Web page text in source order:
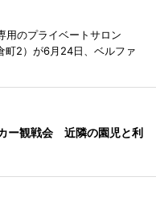
用のプライベートサロン
町2）が6月24日、ベルファ
ー観戦会 近隣の園児と利